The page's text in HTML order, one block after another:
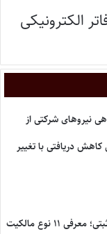
الکترونیکی
نیروهای شرکتی از
دریافتی با تغییر
انواع مالکیت املاک در حقوق ثبتی؛ معرفی ۱۱ نوع مالکیت